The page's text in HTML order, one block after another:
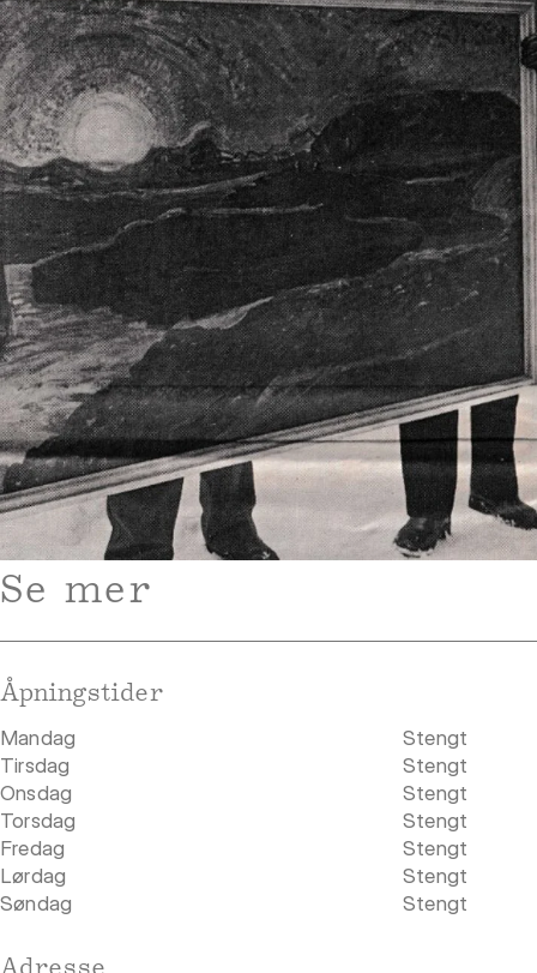
Se mer
Åpningstider
Mandag
Stengt
Tirsdag
Stengt
Onsdag
Stengt
Torsdag
Stengt
Fredag
Stengt
Lørdag
Stengt
Søndag
Stengt
Adresse